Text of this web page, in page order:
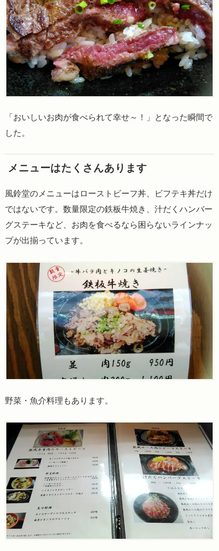
「おいしいお肉が食べられて幸せ～！」となった瞬間で
した。
メニューはたくさんあります
風鈴堂のメニューはローストビーフ丼、ビフテキ丼だけ
ではないです。数量限定の鉄板牛焼き、汁だくハンバー
グステーキなど、お肉を食べるなら困らないラインナッ
プが出揃っています。
野菜・魚介料理もあります。